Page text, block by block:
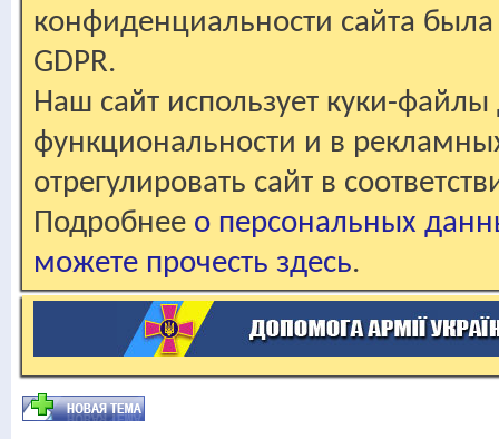
конфиденциальности сайта
GDPR.
Наш сайт использует куки-файлы
функциональности и в
отрегулировать сайт в
Подробнее о персональных
можете прочесть здесь.